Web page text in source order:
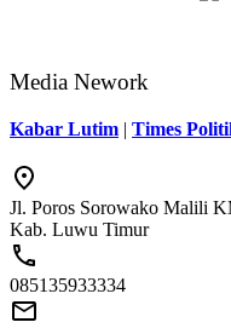
Media Nework
Kabar Lutim | Times
Jl. Poros Sorowako Malili
Kab. Luwu Timur
085135933334